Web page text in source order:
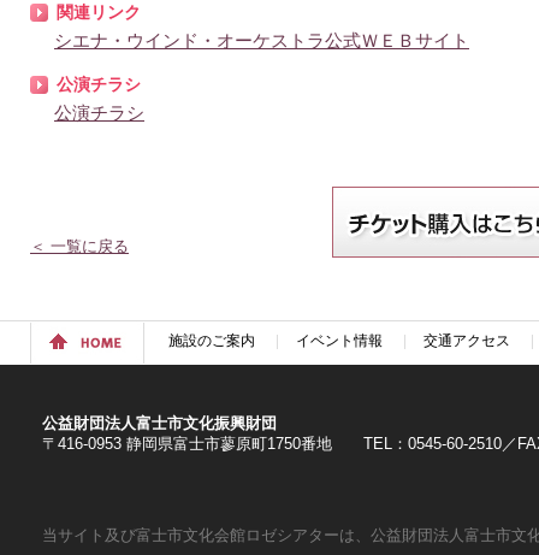
関連リンク
シエナ・ウインド・オーケストラ公式ＷＥＢサイト
公演チラシ
公演チラシ
＜ 一覧に戻る
施設のご案内 イベント情報 交通アクセス
公益財団法人富士市文化振興財団
〒416-0953 静岡県富士市蓼原町1750番地 TEL：0545-60-2510／
当サイト及び富士市文化会館ロゼシアターは、公益財団法人富士市文